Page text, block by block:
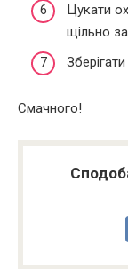
Цукати
щільно
Смачного!